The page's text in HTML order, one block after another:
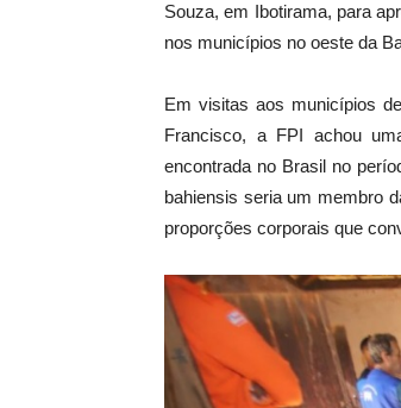
Souza, em Ibotirama, para
nos municípios no oeste da
Em visitas aos municípios
Francisco, a FPI achou
encontrada no Brasil no
bahiensis seria um membro
proporções corporais que